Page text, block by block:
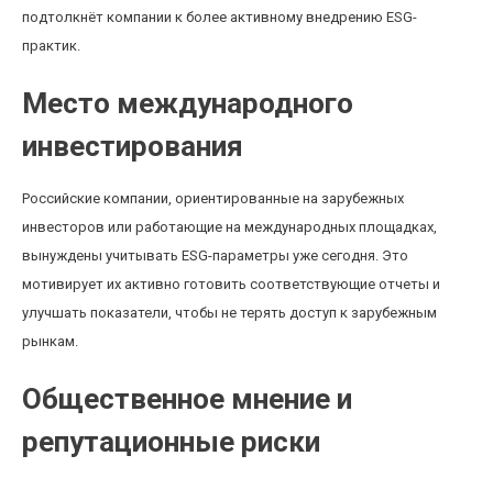
подтолкнёт компании к более активному внедрению ESG-
практик.
Место международного
инвестирования
Российские компании, ориентированные на зарубежных
инвесторов или работающие на международных площадках,
вынуждены учитывать ESG-параметры уже сегодня. Это
мотивирует их активно готовить соответствующие отчеты и
улучшать показатели, чтобы не терять доступ к зарубежным
рынкам.
Общественное мнение и
репутационные риски